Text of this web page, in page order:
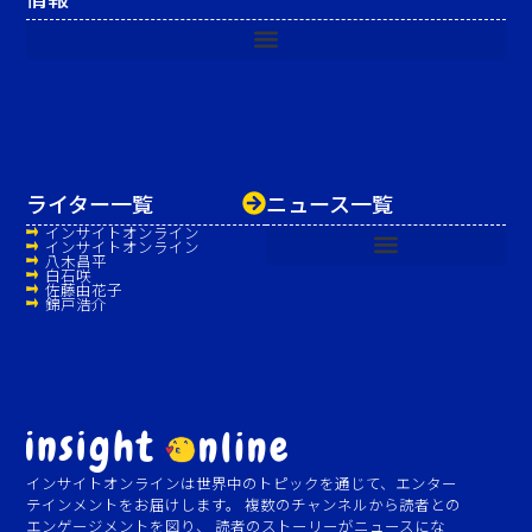
インサイトオンラインは世界中のトピックを通じて、エンター
テインメントをお届けします。 複数のチャンネルから読者との
エンゲージメントを図り、 読者のストーリーがニュースにな
ニュース一覧
ライター一覧
インサイトオンライン
インサイトオンライン
八木昌平
白石咲
佐藤由花子
錦戸浩介